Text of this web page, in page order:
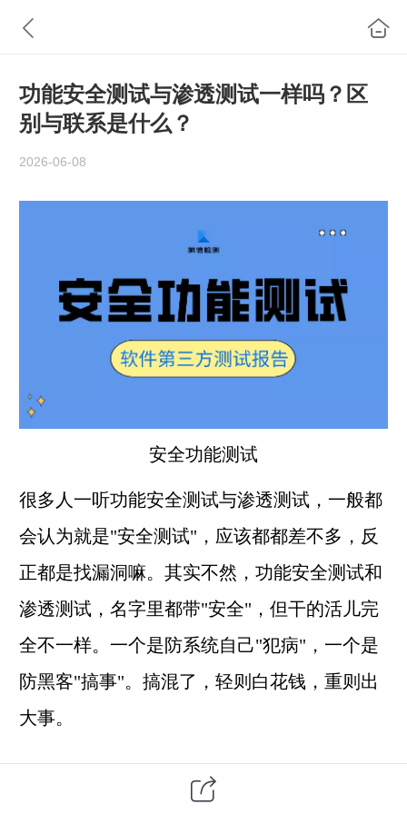
功能安全测试与渗透测试一样吗？区
别与联系是什么？
2026-06-08
安全功能测试
很多人一听功能安全测试与渗透测试，一般都
会认为就是"安全测试"，应该都都差不多，反
正都是找漏洞嘛。其实不然，功能安全测试和
渗透测试，名字里都带"安全"，但干的活儿完
全不一样。一个是防系统自己"犯病"，一个是
防黑客"搞事"。搞混了，轻则白花钱，重则出
大事。
一、功能安全测试测的是什么？